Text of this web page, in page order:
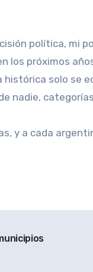
política, mi
los próximos
solo se
nadie,
y a cada